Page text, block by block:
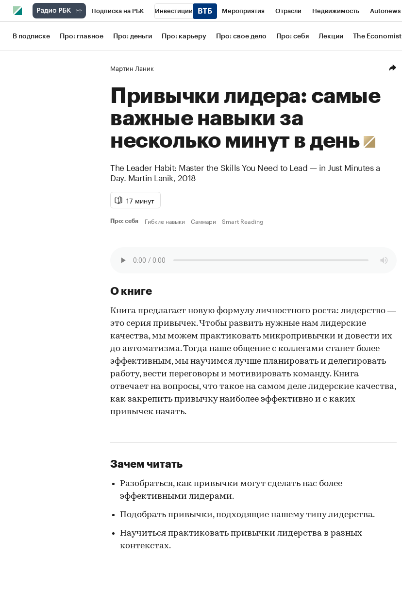
Подписка на РБК Инвестиции Мероприятия Отрасли Недвижимость Autonews
Школа управления РБК РБК Образование РБК Life Тренды Визионеры
Рынок наличной валюты
В подписке Про: главное Про: деньги Про: карьеру Про: свое дело Про: себя Лекции The Economist
Мартин Ланик
Привычки лидера: самые
важные навыки за
несколько минут в день
The Leader Habit: Master the Skills You Need to Lead — in Just Minutes a
Day. Martin Lanik 2018
17 минут
Про: себя Гибкие навыки Саммари Smart Reading
О книге
Книга предлагает новую формулу личностного роста: лидерство —
это серия привычек. Чтобы развить нужные нам лидерские
качества, мы можем практиковать микропривычки и довести их
до автоматизма. Тогда наше общение с коллегами станет более
эффективным, мы научимся лучше планировать и делегировать
работу, вести переговоры и мотивировать команду. Книга
отвечает на вопросы, что такое на самом деле лидерские качества,
как закрепить привычку наиболее эффективно и с каких
привычек начать.
Зачем читать
Разобраться, как привычки могут сделать нас более
эффективными лидерами.
Подобрать привычки, подходящие нашему типу лидерства.
Научиться практиковать привычки лидерства в разных
контекстах.